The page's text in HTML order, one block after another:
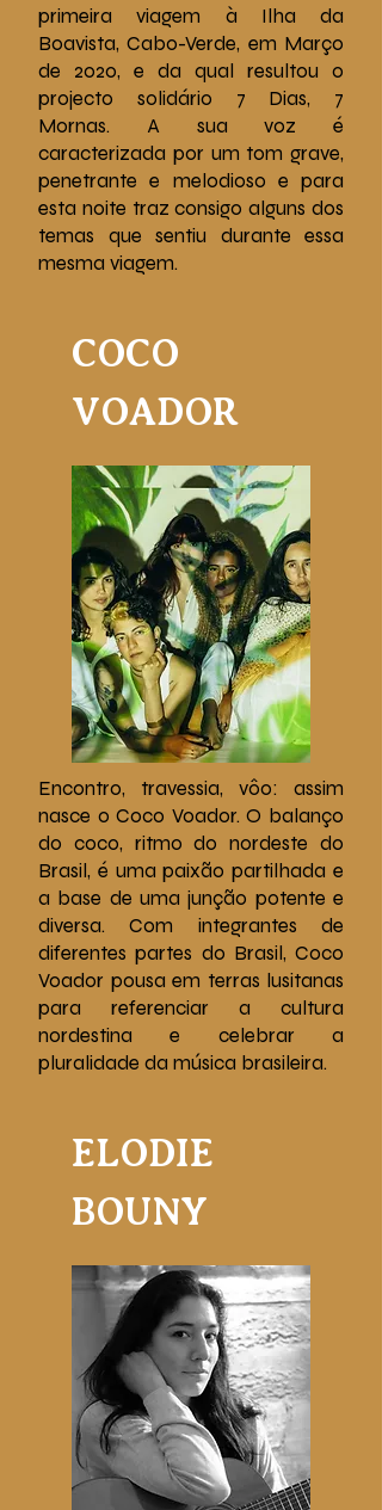
primeira viagem à Ilha da
Boavista, Cabo-Verde, em Março
de 2020, e da qual resultou o
projecto solidário 7 Dias, 7
Mornas. A sua voz é
caracterizada por um tom grave,
penetrante e melodioso e para
esta noite traz consigo alguns dos
temas que sentiu durante essa
mesma viagem.
COCO
VOADOR
Encontro, travessia, vôo: assim
nasce o Coco Voador. O balanço
do coco, ritmo do nordeste do
Brasil, é uma paixão partilhada e
a base de uma junção potente e
diversa. Com integrantes de
diferentes partes do Brasil, Coco
Voador pousa em terras lusitanas
para referenciar a cultura
nordestina e celebrar a
pluralidade da música brasileira.
ELODIE
BOUNY